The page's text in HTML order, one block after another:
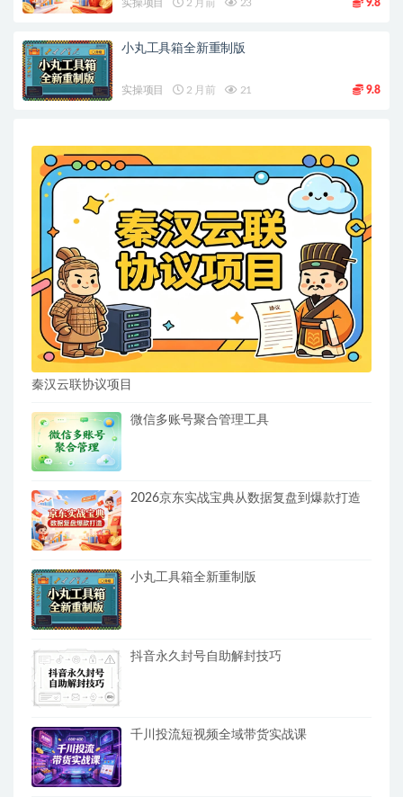
实操项目 2 月前 23 9.8
小丸工具箱全新重制版
实操项目 2 月前 21 9.8
秦汉云联协议项目
微信多账号聚合管理工具
2026京东实战宝典从数据复盘到爆款打造
小丸工具箱全新重制版
抖音永久封号自助解封技巧
千川投流短视频全域带货实战课